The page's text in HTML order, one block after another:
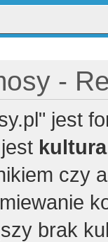
-
jest
czy
brak